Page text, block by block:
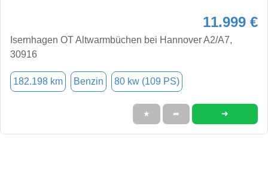
11.999 €
Isernhagen OT Altwarmbüchen bei Hannover A2/A7,
30916
182.198 km Benzin 80 kw (109 PS)
★ ➦ ➜